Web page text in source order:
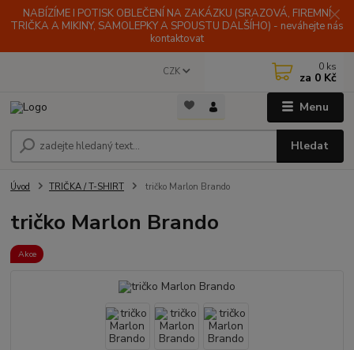
NABÍZÍME I POTISK OBLEČENÍ NA ZAKÁZKU (SRAZOVÁ, FIREMNÍ
TRIČKA A MIKINY, SAMOLEPKY A SPOUSTU DALŠÍHO) - neváhejte nás
kontaktovat
Menu
CZK
Hledat
0 ks
za 0 Kč
Úvod TRIČKA / T-SHIRT tričko Marlon Brando
tričko Marlon Brando
Akce